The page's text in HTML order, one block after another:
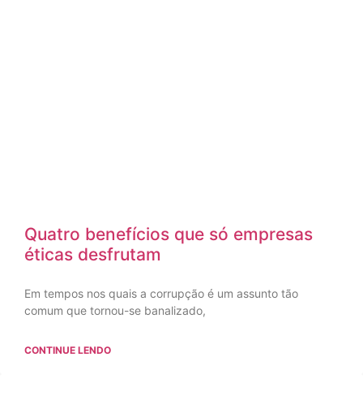
Quatro benefícios que só empresas
éticas desfrutam
Em tempos nos quais a corrupção é um assunto tão
comum que tornou-se banalizado,
CONTINUE LENDO